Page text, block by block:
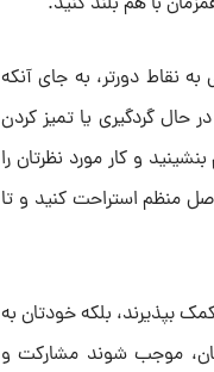
نقاط دورتر، به جای آنکه
حال گردگیری یا تمیز کردن
و کار مورد نظرتان را
منظم استراحت کنید و تا
بپذیرند، بلکه خودتان به
موجب شوند مشارکت و